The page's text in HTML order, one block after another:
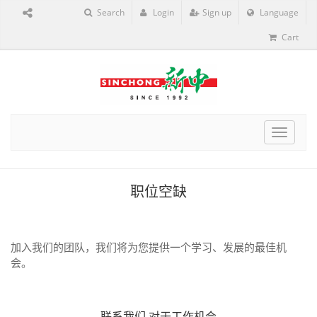
Search Login Sign up Language
Cart
Toggle
职位空缺
加入我们的团队，我们将为您提供一个学习、发展的最佳机
会。